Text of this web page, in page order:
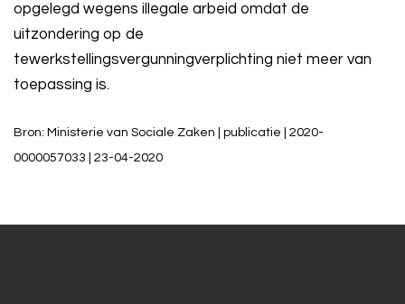
opgelegd wegens illegale arbeid omdat de
uitzondering op de
tewerkstellingsvergunningverplichting niet meer van
toepassing is.
Bron: Ministerie van Sociale Zaken | publicatie | 2020-
0000057033 | 23-04-2020